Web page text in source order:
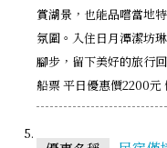
賞湖景，也能品嚐當地
氛圍。入住日月潭潔坊
腳步，留下美好的旅行
船票 平日優惠價2200